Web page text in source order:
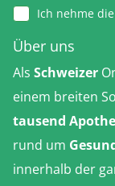
Ich nehme die
Über uns
Als Schweizer
einem breiten
tausend
rund um
innerhalb der